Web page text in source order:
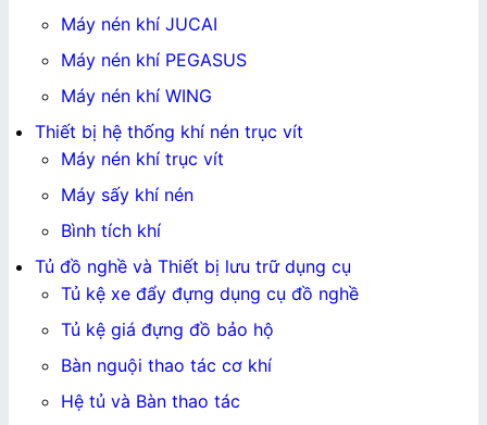
Máy nén khí JUCAI
Máy nén khí PEGASUS
Máy nén khí WING
Thiết bị hệ thống khí nén trục vít
Máy nén khí trục vít
Máy sấy khí nén
Bình tích khí
Tủ đồ nghề và Thiết bị lưu trữ dụng cụ
Tủ kệ xe đẩy đựng dụng cụ đồ nghề
Tủ kệ giá đựng đồ bảo hộ
Bàn nguội thao tác cơ khí
Hệ tủ và Bàn thao tác